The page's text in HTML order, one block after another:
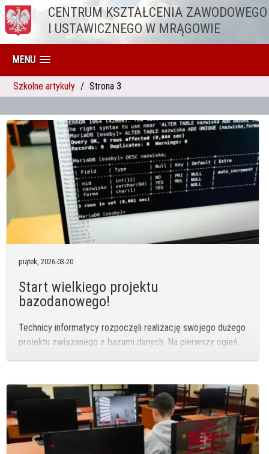
Przejdź do treściCENTRUM KSZTAŁCENIA ZAWODOWEGO
I USTAWICZNEGO W MRĄGOWIE
MENU
Szkolne artykuły Strona 3
piątek,2026-03-20
Start wielkiego projektu
bazodanowego!
Technicy informatycy rozpoczęli realizację swojego dużego
projektu związanego z bazami danych. Na pierwszy ogień